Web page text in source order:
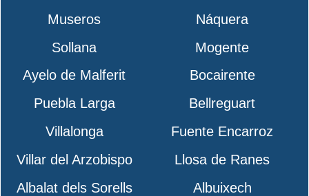
Museros
Náquera
Sollana
Mogente
Ayelo de Malferit
Bocairente
Puebla Larga
Bellreguart
Villalonga
Fuente Encarroz
Villar del Arzobispo
Llosa de Ranes
Albalat dels Sorells
Albuixech